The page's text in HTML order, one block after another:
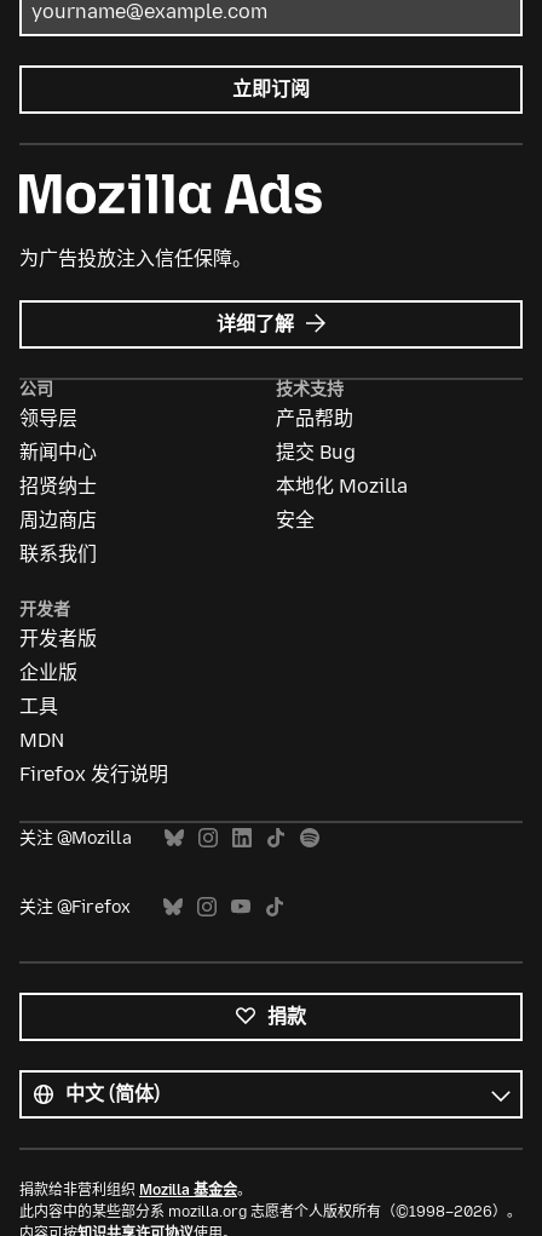
立即订阅
为广告投放注入信任保障。
详细了解 Mozilla
广
公司
领导层
新闻中心
招贤纳士
周边商店
联系我们
技术支持
产品帮助
提交 Bug
本地化 Mozilla
安全
开发者
开发者版
企业版
工具
MDN
Firefox 发行说明
关注 @Mozilla
关注 @Firefox
捐款
有
语
言
语
言
捐款给非营利组织 Mozilla 基金会。
此内容中的某些部分系 mozilla.org 志愿者个人版权所有（©1998–2026）。